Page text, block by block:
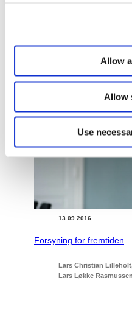
Allow
Allow
Use
Relateret indhold
13.09.2016
Forsyning for fremtiden
Lars Christian Lilleholt
Lars Løkke